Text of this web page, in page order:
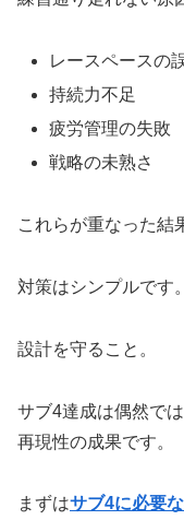
レースペースの
持続力不足
疲労管理の失敗
戦略の未熟さ
これらが重なった結
対策はシンプルです。
設計を守ること。
サブ4達成は偶然では
再現性の成果です。
まずはサブ4に必要